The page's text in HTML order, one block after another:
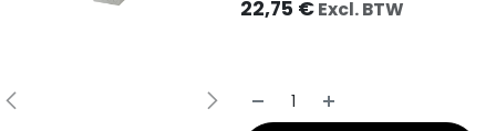
22,75 €Excl. BTW